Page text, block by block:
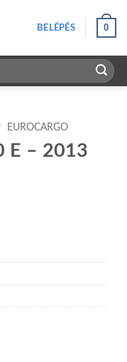
BELÉPÉS 0
EUROCARGO
E – 2013